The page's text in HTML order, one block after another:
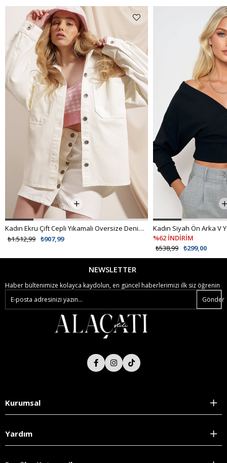
Kadın Ekru Çift Cepli Yıkamalı Oversize Denim Ceket ALC-X8152
₺907,99
₺1.512,99
%62 İNDİRİM
₺299,00
₺538,99
NEWSLETTER
Haber bültenimize kolayca kaydolun, en güncel haberlerimizi ilk siz öğrenin
Gönder
Kurumsal
Yardım